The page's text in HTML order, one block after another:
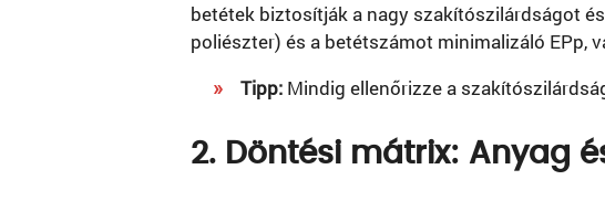
betétek biztosítják a nagy szakítószilárdságot
poliészter) és a betétszámot minimalizáló EPp,
Tipp: Mindig ellenőrizze a
2. Döntési mátrix: Anyag